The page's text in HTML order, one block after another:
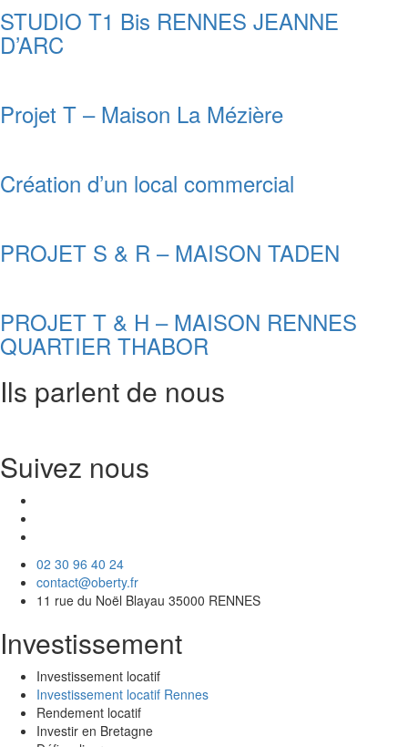
STUDIO T1 Bis RENNES JEANNE
D’ARC
Projet T – Maison La Mézière
Création d’un local commercial
PROJET S & R – MAISON TADEN
PROJET T & H – MAISON RENNES
QUARTIER THABOR
Ils parlent de nous
Suivez nous
02 30 96 40 24
contact@oberty.fr
11 rue du Noël Blayau 35000 RENNES
Investissement
Investissement locatif
Investissement locatif Rennes
Rendement locatif
Investir en Bretagne